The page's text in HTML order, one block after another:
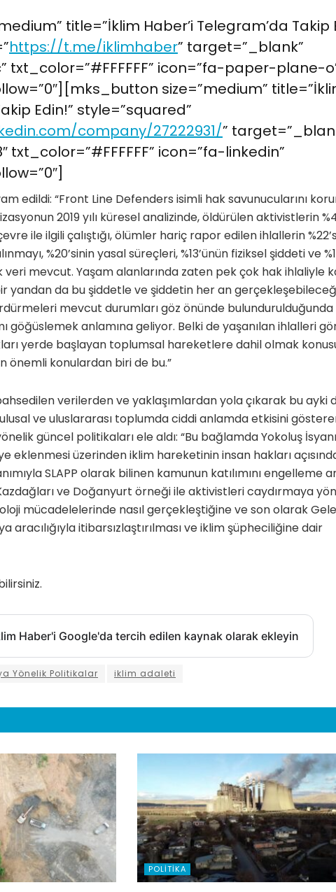
title=”İklim Haber’i Telegram’da Takip
https://t.me/iklimhaber” target=”_blank”
txt_color=”#FFFFFF” icon=”fa-paper-plane-
size=”medium”
Edin!” style=”squared”
company/27222931/”
txt_color=”#FFFFFF” icon=”fa-linkedin”
edildi: “Front Line Defenders isimli hak savunucularını
2019 yılı küresel analizinde, öldürülen aktivistlerin
ile ilgili çalıştığı, ölümler hariç rapor edilen ihlallerin
%20’sinin yasal süreçleri, %13’ünün fiziksel şiddeti ve
mevcut. Yaşam alanlarında zaten pek çok hak ihlaliyle
yandan da bu şiddetle ve şiddetin her an
mevcut durumları göz önünde
göğüslemek anlamına geliyor. Belki de yaşanılan ihlalleri
yerde başlayan toplumsal hareketlere dahil olmak
önemli konulardan biri de bu.”
verilerden ve yaklaşımlardan yola çıkarak bu ayki
ulusal ve uluslararası toplumda ciddi anlamda etkisini
güncel politikaları ele aldı: “Bu bağlamda Yokoluş
eklenmesi üzerinden iklim hareketinin insan hakları
SLAPP olarak bilinen kamunun katılımını engelleme
ve Doğanyurt örneği ile aktivistleri caydırmaya
mücadelelerinde nasıl gerçekleştiğine ve son olarak
itibarsızlaştırılması ve iklim şüpheciliğine dair
Haber'i Google'da tercih edilen kaynak olarak ekleyin
Yönelik Politikalar iklim adaleti
POLITIKA